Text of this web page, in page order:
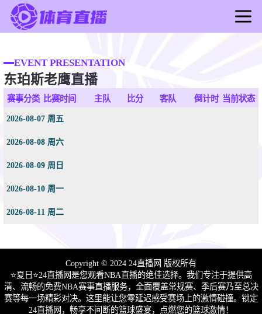
足球直播
篮球直播
足球录像
篮球新闻
EVENT PRESENTATION
东珀斯老鹰直播
赛事分类 比赛时间 主队 比分 客队 倒计时 当前状态
2026-08-07 周五
2026-08-08 周六
2026-08-09 周日
2026-08-10 周一
2026-08-11 周二
Copyright © 2024 24直播网 版权所有
⭐️夏日⭐24直播网是您观看NBA直播的绝佳选择。我们专注于提供高
清、流畅的免费NBA赛事直播服务，全面覆盖常规赛、季后赛乃至总决
赛等每一场精彩对决。这里能让您零延迟感受赛场上的激情碰撞。锁定
24直播网，畅享不间断的篮球盛宴，点燃您的篮球激情！